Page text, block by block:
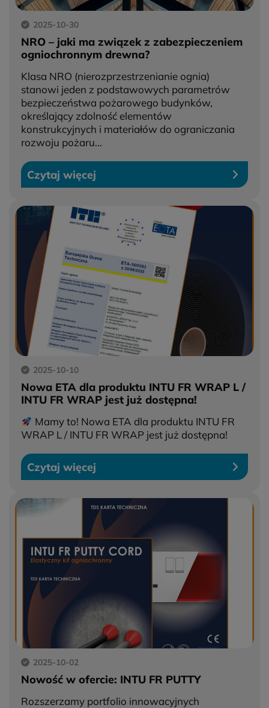
2025-10-30
NRO – jaki ma związek z zabezpieczeniem
ogniochronnym drewna?
Klasa NRO (nierozprzestrzenianie ognia)
stanowi jeden z podstawowych parametrów
bezpieczeństwa pożarowego budynków,
określający zdolność elementów
konstrukcyjnych i materiałów do ograniczania
rozwoju pożaru...
Czytaj więcej
2025-10-10
Nowa ETA dla produktu INTU FR WRAP L /
INTU FR WRAP jest już dostępna!
Mamy to! Nowa ETA dla produktu INTU FR
WRAP L / INTU FR WRAP jest już dostępna!
Czytaj więcej
2025-10-02
Nowość w ofercie: INTU FR PUTTY
Rozszerzamy portfolio innowacyjnych